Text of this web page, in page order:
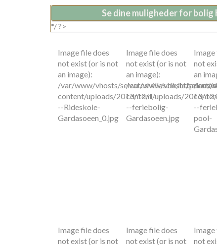
Se dine muligheder for bolig
*/ ?>
Image file does
not exist (or is not
an image):
/var/www/vhosts/selectedvillas.dk/httpdocs/
content/uploads/2013/12/1-
--Rideskole-
Gardasoeen_0.jpg
Image file does
not exist (or is not
an image):
/var/www/vhosts/
content/uploads/2013/
--feriebolig-
Gardasoeen.jpg
Image
not
an
/var/
--
pool-
Image file does
not exist (or is not
Image file does
not exist (or is not
Image
not